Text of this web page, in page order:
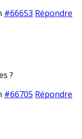
#66653 Répondre
?
#66705 Répondre